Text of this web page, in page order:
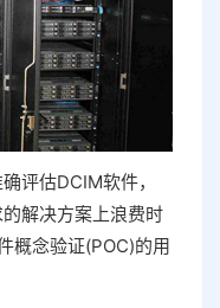
评估DCIM软件，
解决方案上浪费时
概念验证(POC)的用